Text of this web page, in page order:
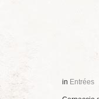
in Entrées